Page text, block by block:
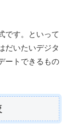
です。といって
だいたいデジタ
ートできるもの